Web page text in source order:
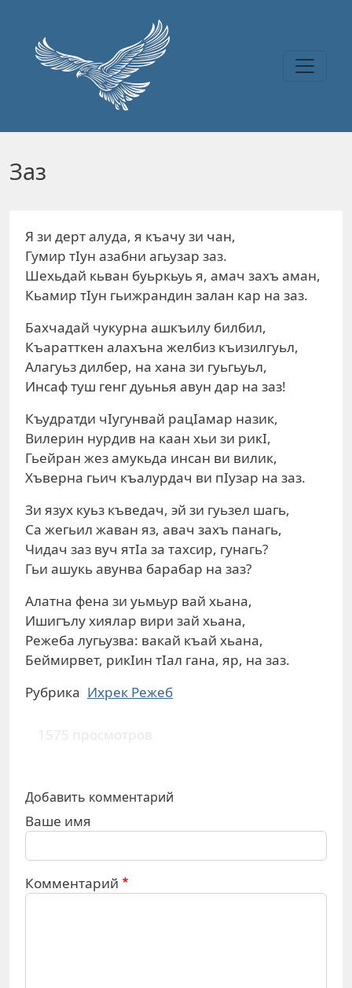
Заз
Я зи дерт алуда, я къачу зи чан,
Гумир тIун азабни агьузар заз.
Шехьдай кьван буьркьуь я, амач захъ аман,
Кьамир тIун гьижрандин залан кар на заз.
Бахчадай чукурна ашкъилу билбил,
Къаратткен алахъна желбиз къизилгуьл,
Алагуьз дилбер, на хана зи гуьгьуьл,
Инсаф туш генг дуьнья авун дар на заз!
Къудратди чIугунвай рацIамар назик,
Вилерин нурдив на каан хьи зи рикI,
Гьейран жез амукьда инсан ви вилик,
Хъверна гьич къалурдач ви пIузар на заз.
Зи язух куьз къведач, эй зи гуьзел шагь,
Са жегьил жаван яз, авач захъ панагь,
Чидач заз вуч ятIа за тахсир, гунагь?
Гьи ашукь авунва барабар на заз?
Алатна фена зи уьмьур вай хьана,
Ишигълу хиялар вири зай хьана,
Режеба лугьузва: вакай къай хьана,
Беймирвет, рикIин тIал гана, яр, на заз.
Рубрика Ихрек Режеб
1575 просмотров
Добавить комментарий
Ваше имя
Комментарий